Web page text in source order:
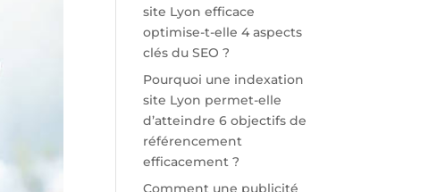
site Lyon efficace
optimise-t-elle 4 aspects
clés du SEO ?
Pourquoi une indexation
site Lyon permet-elle
d’atteindre 6 objectifs de
référencement
efficacement ?
Comment une publicité